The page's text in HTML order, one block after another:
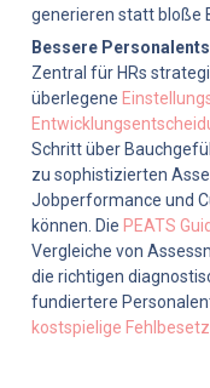
generieren statt bloße
Bessere
Zentral für HRs
überlegene
Schritt über
zu sophistizierten
Jobperformance und
können. Die PEATS
Vergleiche von
die richtigen
kostspielige